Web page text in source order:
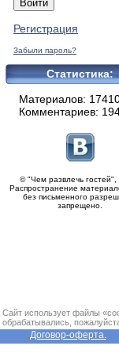
Регистрация
Забыли пароль?
Статистика:
Материалов:
Комментариев:
© "Чем развлечь гостей",
Распространение
без письменного
запрещено.
Сайт использует файлы
обрабатывались,
Договор-оферта.